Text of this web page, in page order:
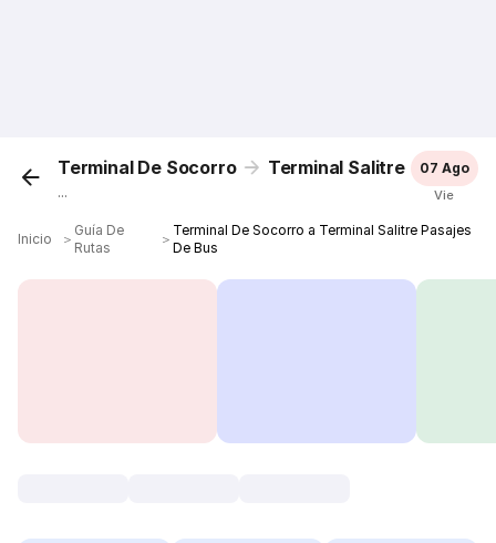
Terminal De Socorro Terminal Salitre
...
07 Ago
Vie
Inicio ＞
Guía De
Rutas
＞
Terminal De Socorro a Terminal Salitre Pasajes
De Bus